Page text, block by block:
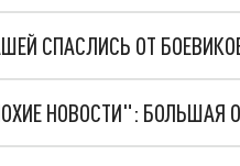
СПАСЛИСЬ ОТ